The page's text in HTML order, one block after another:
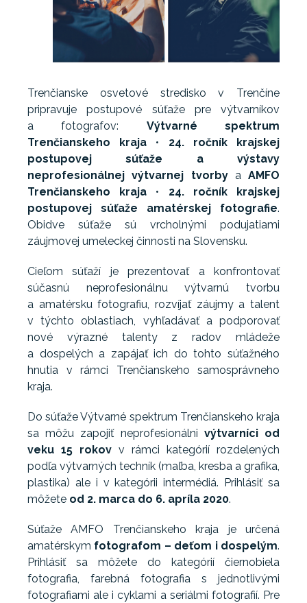
Trenčianske osvetové stredisko v Trenčíne
pripravuje postupové súťaže pre výtvarníkov
a fotografov: Výtvarné spektrum
Trenčianskeho kraja • 24. ročník krajskej
postupovej súťaže a výstavy
neprofesionálnej výtvarnej tvorbya AMFO
Trenčianskeho kraja • 24. ročník krajskej
postupovej súťaže amatérskej fotografie.
Obidve súťaže sú vrcholnými podujatiami
záujmovej umeleckej činnosti na Slovensku.
Cieľom súťaží
je prezentovať a konfrontovať
súčasnú neprofesionálnu výtvarnú tvorbu
a amatérsku fotografiu, rozvíjať záujmy a talent
v týchto oblastiach, vyhľadávať a podporovať
nové výrazné talenty z radov mládeže
a dospelých a zapájať ich do tohto súťažného
hnutia v rámci Trenčianskeho samosprávneho
kraja.
Do súťaže Výtvarné spektrum Trenčianskeho kraja
sa môžu zapojiť neprofesionálni výtvarníci od
veku 15 rokov v rámci kategórií rozdelených
podľa výtvarných techník (maľba, kresba a grafika,
plastika) ale i v kategórii intermédiá. Prihlásiť sa
môžete od 2. marca do 6. apríla 2020.
Súťaže AMFO Trenčianskeho kraja je určená
amatérskym fotografom – deťom i dospelým.
Prihlásiť sa môžete do kategórií čiernobiela
fotografia, farebná fotografia s jednotlivými
fotografiami ale i cyklami a seriálmi fotografií. Pre